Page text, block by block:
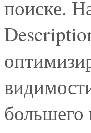
поиске.
большего